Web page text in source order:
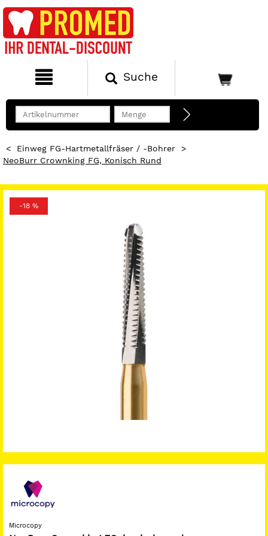
Suche
< Einweg FG-Hartmetallfräser / -Bohrer
>
NeoBurr Crownking FG, Konisch Rund
-18 %
Microcopy